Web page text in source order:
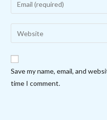
to
comment
your
email
address
comment
your
website
URL
Save my name, email, and
time I comment.